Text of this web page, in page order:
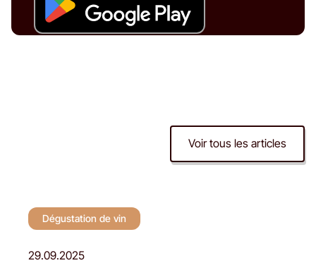
Voir tous les articles
Dégustation de vin
29.09.2025